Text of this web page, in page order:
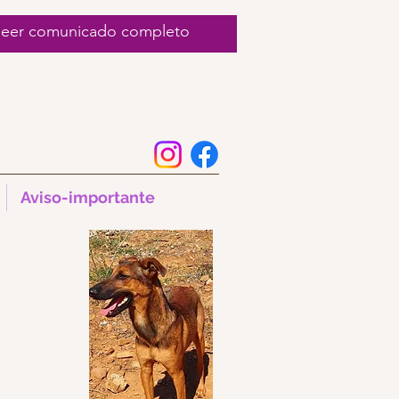
comunicado completo
Aviso-importante